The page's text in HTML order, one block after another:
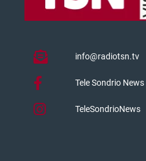
info@radiotsn.tv
Tele Sondrio News
TeleSondrioNews